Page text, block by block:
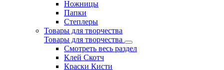
Ножницы
Папки
Степлеры
Товары для творчества
Товары для творчества
Смотреть весь раздел
Клей Скотч
Краски Кисти